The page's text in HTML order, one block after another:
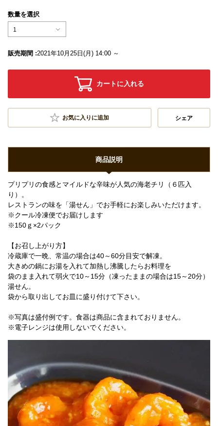
数量を選択
1
販売期間 :2021年10月25日(月) 14:00 ～
カートに入れる
お気に入りに追加 シェア
商品説明
プリプリの食感とマイルドな辛味が人気の海老チリ（６匹入
り）。
レストランの味を「湯せん」でお手軽にお楽しみいただけます。
※クール冷凍便でお届けします
※150ｇ×2パック
【お召し上がり方】
冷蔵庫で一晩、常温の場合は40～60分目安で解凍。
大きめの鍋にお湯を入れて加熱し沸騰したらお料理を
袋のまま入れて弱火で10～15分（凍ったままの場合は15～20分）
湯せん。
袋から取り出してお皿に盛り付けて下さい。
※写真は盛付例です。食器は商品に含まれておりません。
※電子レンジは使用しないでください。